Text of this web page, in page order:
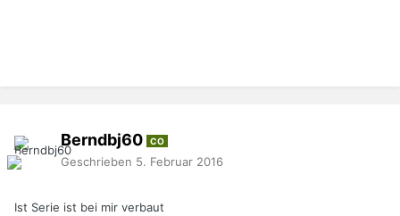
Berndbj60 CO
Geschrieben 5. Februar 2016
Ist Serie ist bei mir verbaut